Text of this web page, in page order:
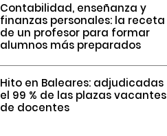
Contabilidad, enseñanza y
finanzas personales: la receta
de un profesor para formar
alumnos más preparados
Hito en Baleares: adjudicadas
el 99 % de las plazas vacantes
de docentes